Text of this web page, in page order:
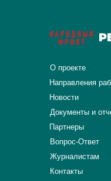
Вопрос-Ответ
О проекте
Партнеры
Журналистам
Направления
Новости
Контакты
Документы и